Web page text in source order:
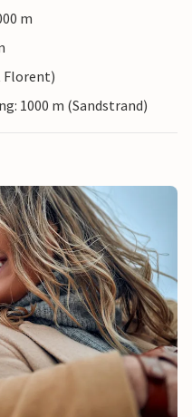
m
Florent)
1000 m (Sandstrand)